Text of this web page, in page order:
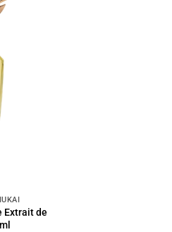
Extrait de